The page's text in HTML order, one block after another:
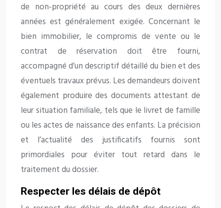
de non-propriété au cours des deux dernières
années est généralement exigée. Concernant le
bien immobilier, le compromis de vente ou le
contrat de réservation doit être fourni,
accompagné d’un descriptif détaillé du bien et des
éventuels travaux prévus. Les demandeurs doivent
également produire des documents attestant de
leur situation familiale, tels que le livret de famille
ou les actes de naissance des enfants. La précision
et l’actualité des justificatifs fournis sont
primordiales pour éviter tout retard dans le
traitement du dossier.
Respecter les délais de dépôt